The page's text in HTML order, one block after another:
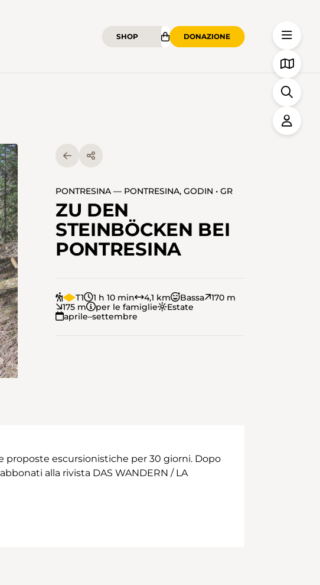
SHOP DONAZIONE
PONTRESINA — PONTRESINA, GODIN • GR
ZU DEN
STEINBÖCKEN BEI
PONTRESINA
T1 1 h 10 min 4,1 km Bassa
170 m
175 m
per le famiglie
Estate
aprile–settembre
escursionistiche per 30 giorni. Dopo
alla rivista DAS WANDERN / LA